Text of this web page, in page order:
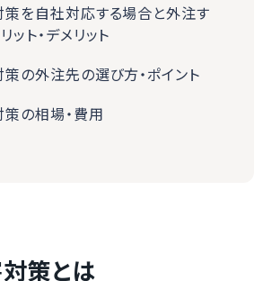
を自社対応する場合と外注す
ット・デメリット
の外注先の選び方・ポイント
の相場・費用
策とは